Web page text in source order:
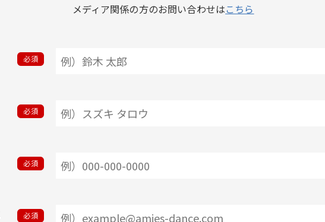
メディア関係の方のお問い合わせはこちら
必須
必須
必須
必須